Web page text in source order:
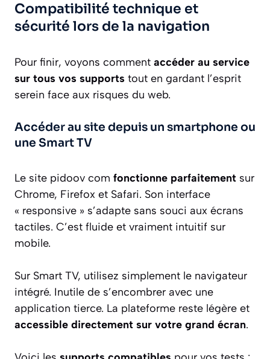
Compatibilité technique et
sécurité lors de la navigation
Pour finir, voyons comment accéder au service
sur tous vos supports tout en gardant l’esprit
serein face aux risques du web.
Accéder au site depuis un smartphone ou
une Smart TV
Le site pidoov com fonctionne parfaitement sur
Chrome, Firefox et Safari. Son interface
« responsive » s’adapte sans souci aux écrans
tactiles. C’est fluide et vraiment intuitif sur
mobile.
Sur Smart TV, utilisez simplement le navigateur
intégré. Inutile de s’encombrer avec une
application tierce. La plateforme reste légère et
accessible directement sur votre grand écran.